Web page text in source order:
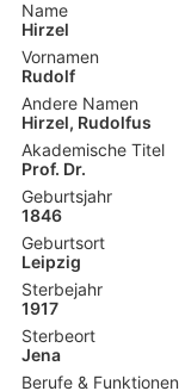
Name
Hirzel
Vornamen
Rudolf
Andere Namen
Hirzel, Rudolfus
Akademische Titel
Prof. Dr.
Geburtsjahr
1846
Geburtsort
Leipzig
Sterbejahr
1917
Sterbeort
Jena
Berufe & Funktionen